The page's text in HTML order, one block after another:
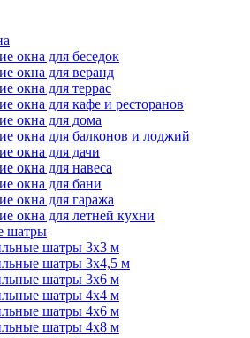
окна для беседок
окна для веранд
окна для террас
окна для кафе и ресторанов
окна для дома
окна для балконов и лоджий
окна для дачи
окна для навеса
окна для бани
окна для гаража
окна для летней кухни
шатры
шатры 3х3 м
шатры 3х4,5 м
шатры 3х6 м
шатры 4х4 м
шатры 4х6 м
шатры 4х8 м